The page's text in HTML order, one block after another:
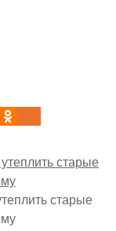
старые